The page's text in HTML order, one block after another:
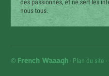
des passionnés, et ne sert les
nous tous.
© French Waaagh- Plan du site -